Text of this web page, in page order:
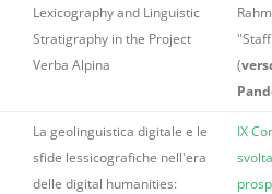
Lexicography and Linguistic
Stratigraphy in the Project
Verba Alpina
(
La geolinguistica digitale e le
sfide lessicografiche nell'era
delle digital humanities:
IX